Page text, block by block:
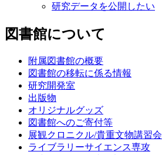
研究データを公開したい
図書館について
附属図書館の概要
図書館の移転に係る情報
研究開発室
出版物
オリジナルグッズ
図書館へのご寄付等
展観クロニクル/貴重文物講習会
ライブラリーサイエンス専攻